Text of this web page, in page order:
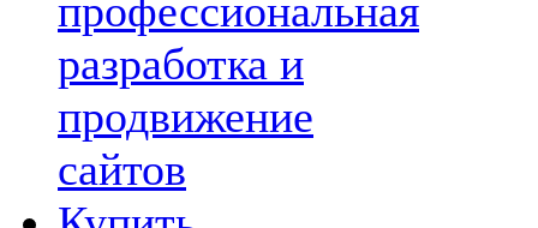
профессиональная
разработка и
продвижение
сайтов